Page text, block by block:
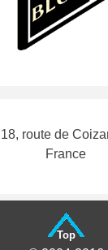
 18, route de
France
Top